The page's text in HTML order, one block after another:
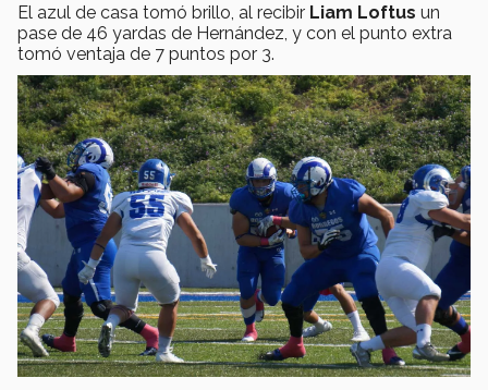
El azul de casa tomó brillo, al recibir Liam Loftus un
pase de 46 yardas de Hernández, y con el punto extra
tomó ventaja de 7 puntos por 3.